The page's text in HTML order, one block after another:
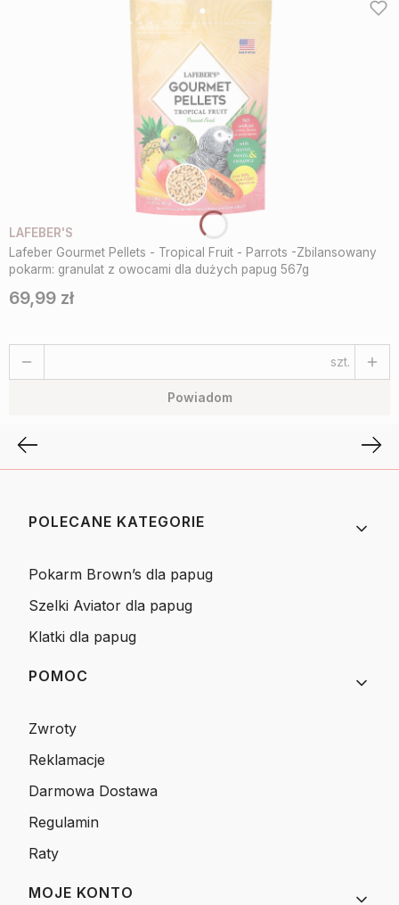
LAFEBER'S
Lafeber Gourmet Pellets - Tropical Fruit - Parrots -Zbilansowany
pokarm: granulat z owocami dla dużych papug 567g
Cena
69,99 zł
szt.
Powiadom
Linki w stopce
POLECANE KATEGORIE
Pokarm Brown’s dla papug
Szelki Aviator dla papug
Klatki dla papug
POMOC
Zwroty
Reklamacje
Darmowa Dostawa
Regulamin
Raty
MOJE KONTO